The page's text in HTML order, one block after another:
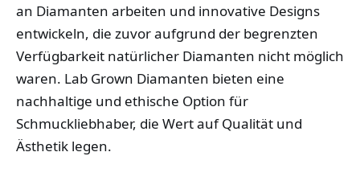
an Diamanten arbeiten und innovative Designs
entwickeln, die zuvor aufgrund der begrenzten
Verfügbarkeit natürlicher Diamanten nicht möglich
waren. Lab Grown Diamanten bieten eine
nachhaltige und ethische Option für
Schmuckliebhaber, die Wert auf Qualität und
Ästhetik legen.